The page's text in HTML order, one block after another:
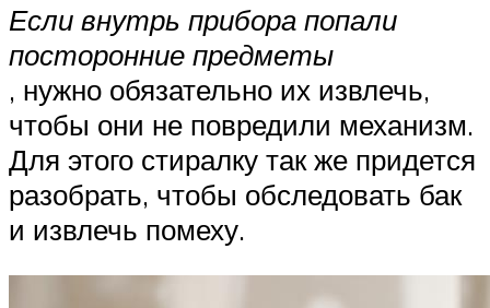
Если внутрь прибора попали
посторонние предметы
, нужно обязательно их извлечь,
чтобы они не повредили механизм.
Для этого стиралку так же придется
разобрать, чтобы обследовать бак
и извлечь помеху.